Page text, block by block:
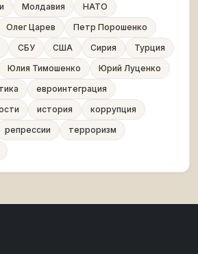
Молдавия
НАТО
Олег Царев
Петр Порошенко
СБУ США Сирия
Турция
Юлия Тимошенко
Юрий Луценко
евроинтеграция
история
коррупция
репрессии
терроризм